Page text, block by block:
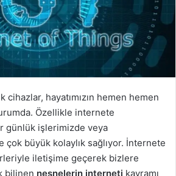
hayatımızın hemen hemen
Özellikle internete
günlük işlerimizde veya
büyük kolaylık sağlıyor. İnternete
iletişime geçerek bizlere
bilinen nesnelerin interneti kavramı